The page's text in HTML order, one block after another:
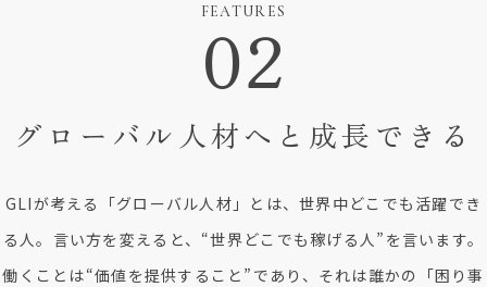
FEATURES
02
グローバル人材へと 成長できる
GLIが考える「グローバル人材」とは、世界中どこでも活躍でき
る人。言い方を変えると、“世界どこでも稼げる人”を言います。
働くことは“価値を提供すること”であり、それは誰かの「困り事